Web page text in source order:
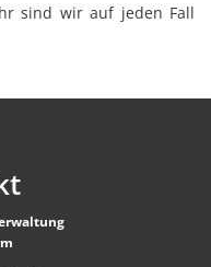
sind wir auf jeden Fall